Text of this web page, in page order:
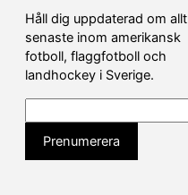
Håll dig uppdaterad om
senaste inom amerikansk
fotboll, flaggfotboll och
landhockey i Sverige.